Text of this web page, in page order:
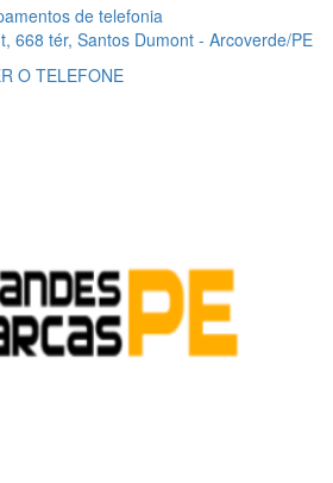
de telefonia
668 tér, Santos Dumont - Arcoverde/PE
O TELEFONE